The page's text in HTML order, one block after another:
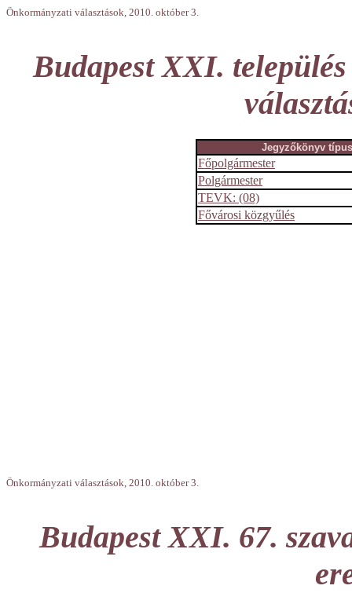
Önkormányzati választások, 2010. október 3.
Budapest XXI.
Jegyzőkönyv
Főpolgármester
Polgármester
TEVK: (08)
Fővárosi közgyűlés
Önkormányzati választások, 2010. október 3.
Budapest XXI. 67.